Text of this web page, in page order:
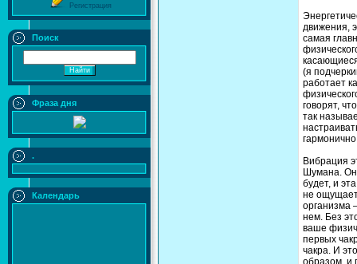
Регистрация
Поиск
Фраза дня
.
Календарь
движения,
самая
(я
работает
говорят,
так
Вибрация
Шумана.
будет, и
не
организма
нем. Без
ваше
первых
чакра. И
образом, и